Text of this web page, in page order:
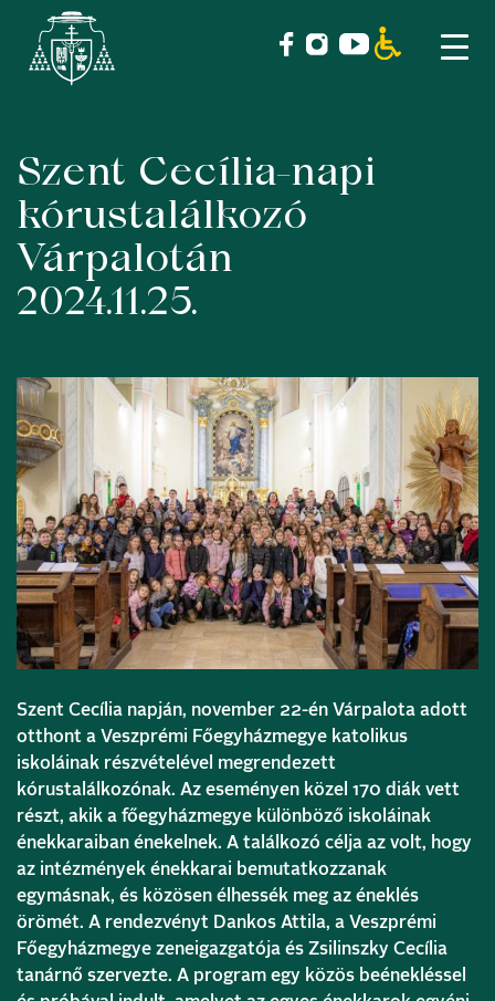
Skip
content
Szent Cecília-napi
kórustalálkozó
Várpalotán
2024.11.25.
Szent Cecília napján, november 22-én Várpalota adott
otthont a Veszprémi Főegyházmegye katolikus
iskoláinak részvételével megrendezett
kórustalálkozónak. Az eseményen közel 170 diák vett
részt, akik a főegyházmegye különböző iskoláinak
énekkaraiban énekelnek. A találkozó célja az volt, hogy
az intézmények énekkarai bemutatkozzanak
egymásnak, és közösen élhessék meg az éneklés
örömét. A rendezvényt Dankos Attila, a Veszprémi
Főegyházmegye zeneigazgatója és Zsilinszky Cecília
tanárnő szervezte. A program egy közös beénekléssel